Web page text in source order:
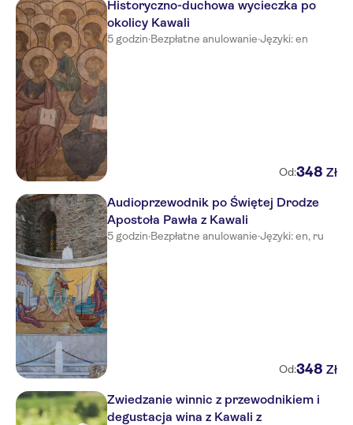
Historyczno-duchowa wycieczka po
okolicy Kawali
5 godzin·Bezpłatne anulowanie·Języki: en
Od:348 Zł
Audioprzewodnik po Świętej Drodze
Apostoła Pawła z Kawali
5 godzin·Bezpłatne anulowanie·Języki: en, ru
Od:348 Zł
Zwiedzanie winnic z przewodnikiem i
degustacja wina z Kawali z